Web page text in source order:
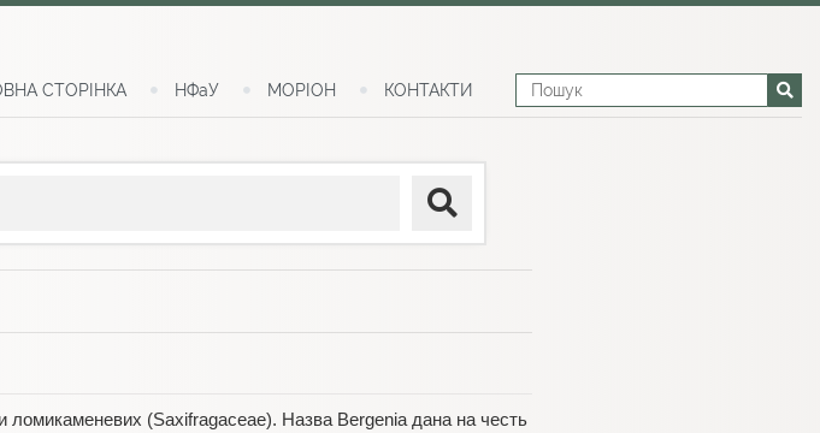
СТОРІНКА НФаУ МОРІОН КОНТАКТИ
ломикаменевих (Saxifragaceae). Назва Bergenia дана на честь